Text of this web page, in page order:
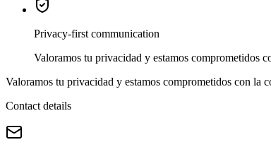
Privacy-first communication
Valoramos tu privacidad y estamos comprometidos
Valoramos tu privacidad y estamos comprometidos con la
Contact details